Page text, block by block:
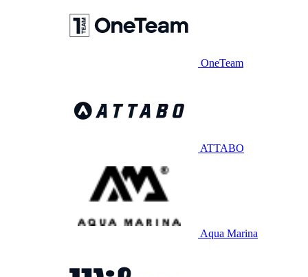
OneTeam
ATTABO
Aqua Marina